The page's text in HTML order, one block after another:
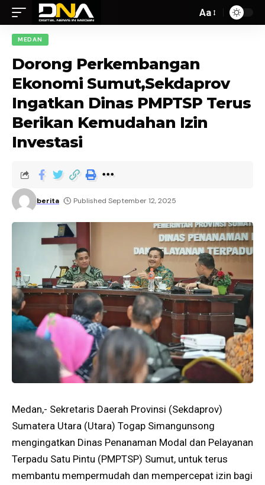
Aa
MEDAN
Dorong Perkembangan
Ekonomi Sumut,Sekdaprov
Ingatkan Dinas PMPTSP Terus
Berikan Kemudahan Izin
Investasi
berita Published September 12, 2025
Medan,- Sekretaris Daerah Provinsi (Sekdaprov)
Sumatera Utara (Utara) Togap Simangunsong
mengingatkan Dinas Penanaman Modal dan Pelayanan
Terpadu Satu Pintu (PMPTSP) Sumut, untuk terus
membantu mempermudah dan mempercepat izin bagi